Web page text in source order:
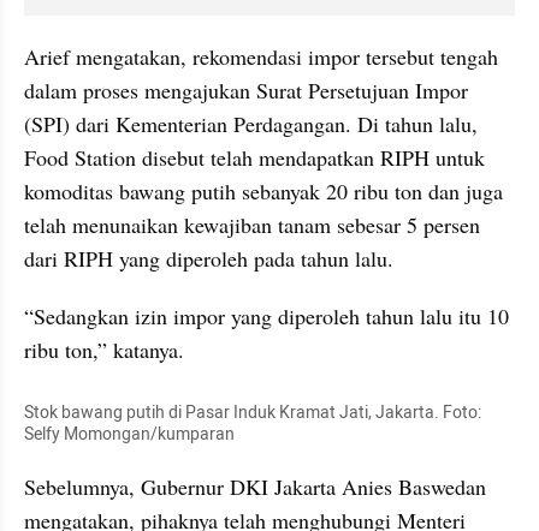
Arief mengatakan, rekomendasi impor tersebut tengah
dalam proses mengajukan Surat Persetujuan Impor
(SPI) dari Kementerian Perdagangan. Di tahun lalu,
Food Station disebut telah mendapatkan RIPH untuk
komoditas bawang putih sebanyak 20 ribu ton dan juga
telah menunaikan kewajiban tanam sebesar 5 persen
dari RIPH yang diperoleh pada tahun lalu.
“Sedangkan izin impor yang diperoleh tahun lalu itu 10
ribu ton,” katanya.
Selfy Momongan/kumparan
Sebelumnya, Gubernur DKI Jakarta Anies Baswedan
mengatakan, pihaknya telah menghubungi Menteri